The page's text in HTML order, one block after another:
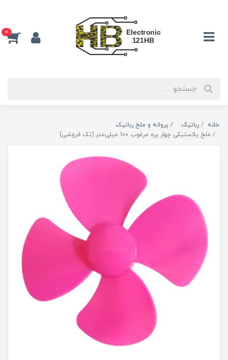
0
خانه رباتیک
پروانه و ملخ رباتیک
ملخ پلاستیکی چهار پره مرغوب 100 میلی‌متر (تک فروشی)